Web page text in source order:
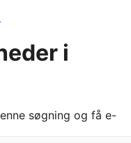
i
søgning og få e-